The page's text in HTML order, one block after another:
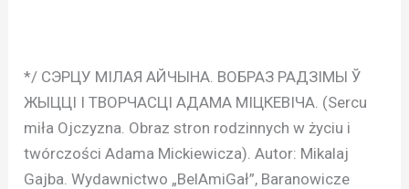
*/ СЭРЦУ МIЛАЯ АЙЧЫНА. ВОБРАЗ РАДЗIМЫ Ў
ЖЫЦЦI I ТВОРЧАСЦI АДАМА МIЦКЕВIЧА. (Sercu
miła Ojczyzna. Obraz stron rodzinnych w życiu i
twórczości Adama Mickiewicza). Autor: Mikalaj
Gajba. Wydawnictwo „BelAmiGał”, Baranowicze